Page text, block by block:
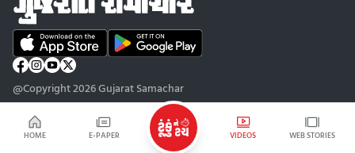
HOME E-PAPER VIDEOS WEB STORIES
@Copyright 2026 Gujarat Samachar